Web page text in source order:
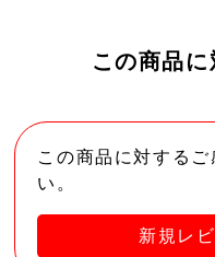
この商品
この商品に対する
い。
新規レ